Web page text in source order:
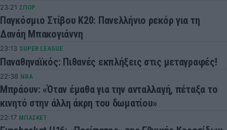
23:21 ΣΠΟΡ
Παγκόσμιο Στίβου Κ20: Πανελλήνιο ρεκόρ για τη
Δανάη Μπακογιάννη
23:13 SUPER LEAGUE
Παναθηναϊκός: Πιθανές εκπλήξεις στις μεταγραφές!
22:38 NBA
Μπράουν: «Όταν έμαθα για την ανταλλαγή, πέταξα το
κινητό στην άλλη άκρη του δωματίου»
22:17 ΜΠΑΣΚΕΤ